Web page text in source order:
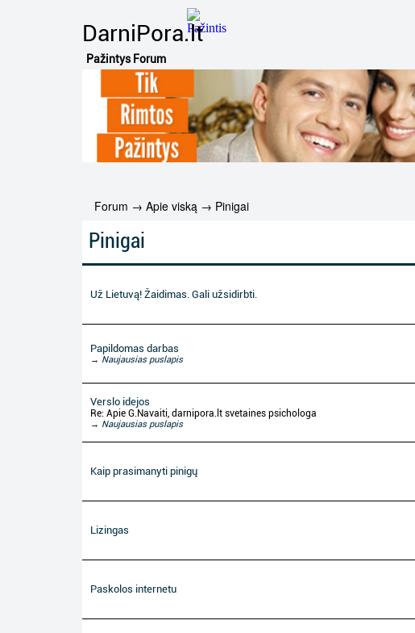
DarniPora.lt
Pažintys Forum
Forum → Apie viską → Pinigai
Pinigai
Už Lietuvą! Žaidimas. Gali užsidirbti.
Papildomas darbas
→ Naujausias puslapis
Verslo idejos
Re: Apie G.Navaiti, darnipora.lt svetaines psichologa
→ Naujausias puslapis
Kaip prasimanyti pinigų
Lizingas
Paskolos internetu